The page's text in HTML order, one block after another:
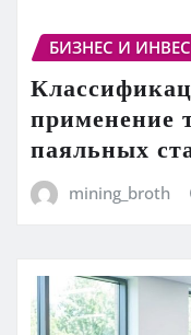
БИЗНЕС И
применение
паяльных
mining_broth